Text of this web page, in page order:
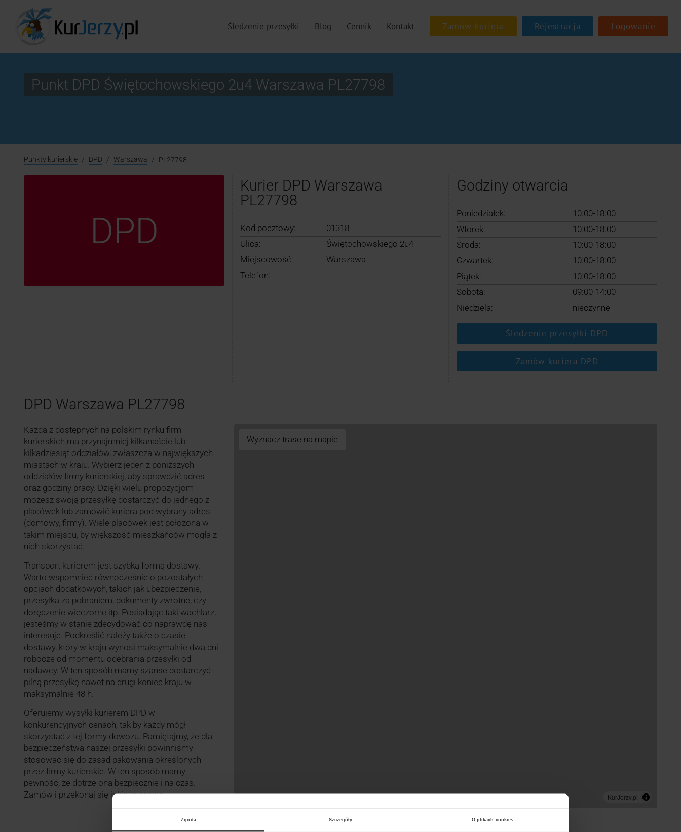
Zgoda Szczegóły O plikach cookies
Śledzenie przesyłki Blog Cennik Kontakt Rejestracja Logowanie
Punkt DPD Świętochowskiego 2u4 Warszawa PL27798
Punkty kurierskie DPD Warszawa PL27798
DPD
Kurier DPD Warszawa
PL27798
Kod pocztowy:
01318
Ulica:
Świętochowskiego 2u4
Miejscowość:
Warszawa
Telefon:
Godziny otwarcia
Poniedziałek:
10:00-18:00
Wtorek:
10:00-18:00
Środa:
10:00-18:00
Czwartek:
10:00-18:00
Piątek:
10:00-18:00
Sobota:
09:00-14:00
Niedziela:
nieczynne
Śledzenie przesyłki DPD
Zamów kuriera DPD
DPD Warszawa PL27798
Każda z dostępnych na polskim rynku firm
kurierskich ma przynajmniej kilkanaście lub
kilkadziesiąt oddziałów, zwłaszcza w największych
miastach w kraju. Wybierz jeden z poniższych
oddziałów firmy kurierskiej, aby sprawdzić adres
oraz godziny pracy. Dzięki wielu propozycjom
możesz swoją przesyłkę dostarczyć do jednego z
placówek lub zamówić kuriera pod wybrany adres
(domowy, firmy). Wiele placówek jest położona w
takim miejscu, by większość mieszkańców mogła z
nich skorzystać.
Transport kurierem jest szybką formą dostawy.
Warto wspomnieć równocześnie o pozostałych
opcjach dodatkowych, takich jak ubezpieczenie,
przesyłka za pobraniem, dokumenty zwrotne, czy
doręczenie wieczorne itp. Posiadając taki wachlarz,
jesteśmy w stanie zdecydować co naprawdę nas
interesuje. Podkreślić należy także o czasie
dostawy, który w kraju wynosi maksymalnie dwa dni
robocze od momentu odebrania przesyłki od
nadawcy. W ten sposób mamy szanse dostarczyć
pilną przesyłkę nawet na drugi koniec kraju w
maksymalnie 48 h.
Oferujemy wysyłki kurierem DPD w
konkurencyjnych cenach, tak by każdy mógł
skorzystać z tej formy dowozu. Pamiętajmy, że dla
bezpieczeństwa naszej przesyłki powinniśmy
stosować się do zasad pakowania określonych
przez firmy kurierskie. W ten sposób mamy
pewność, że dotrze ona bezpiecznie i na czas.
Zamów i przekonaj się jakie to proste.
Wyznacz trase na mapie